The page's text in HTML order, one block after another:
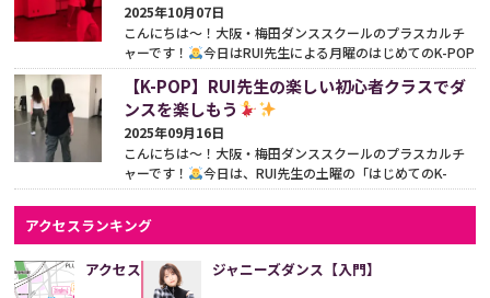
2025年10月07日
こんにちは〜！大阪・梅田ダンススクールのプラスカルチ
ャーです！
今日はRUI先生による月曜のはじめてのK-POP
クラスを紹介します♪このクラスも他のクラスと同様に...続
きをみる
【K-POP】RUI先生の楽しい初心者クラスでダ
ンスを楽しもう
2025年09月16日
こんにちは〜！大阪・梅田ダンススクールのプラスカルチ
ャーです！
今日は、RUI先生の土曜の「はじめてのK-
POP」クラスについてご紹介します♪ このクラスは、超初
心...続きをみる
アクセスランキング
アクセス ジャニーズダンス【入門】